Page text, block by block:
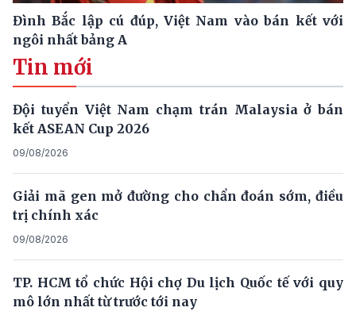
Đình Bắc lập cú đúp, Việt Nam vào bán kết với
ngôi nhất bảng A
Tin mới
Đội tuyển Việt Nam chạm trán Malaysia ở bán
kết ASEAN Cup 2026
09/08/2026
Giải mã gen mở đường cho chẩn đoán sớm, điều
trị chính xác
09/08/2026
TP. HCM tổ chức Hội chợ Du lịch Quốc tế với quy
mô lớn nhất từ trước tới nay